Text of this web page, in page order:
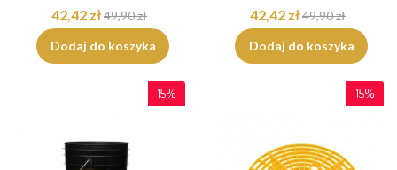
42,42 zł49,90 zł
Dodaj do koszyka
42,42 zł49,90 zł
Dodaj do koszyka
15% 15%